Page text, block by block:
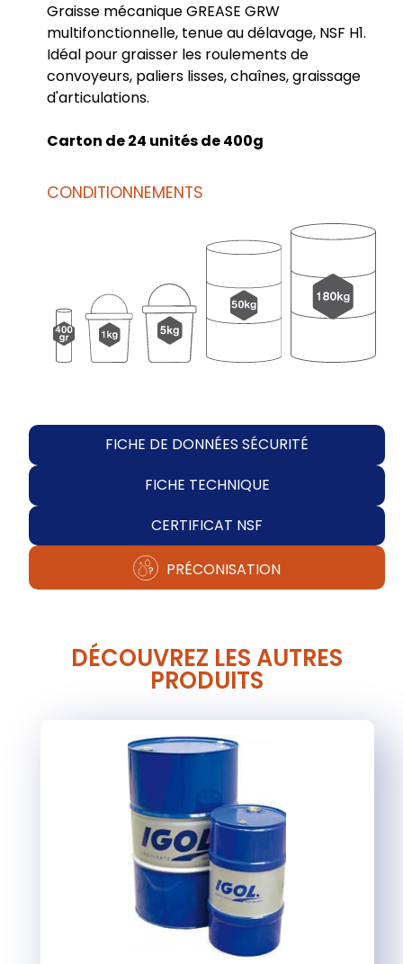
Graisse mécanique GREASE GRW
multifonctionnelle, tenue au délavage, NSF H1.
Idéal pour graisser les roulements de
convoyeurs, paliers lisses, chaînes, graissage
d'articulations.
Carton de 24 unités de 400g
CONDITIONNEMENTS
FICHE DE DONNÉES SÉCURITÉ
FICHE TECHNIQUE
CERTIFICAT NSF
PRÉCONISATION
DÉCOUVREZ LES AUTRES
PRODUITS